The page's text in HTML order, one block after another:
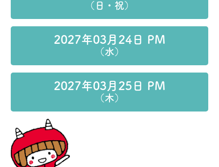
（日・祝）
2027年03月24日 PM
（水）
2027年03月25日 PM
（木）